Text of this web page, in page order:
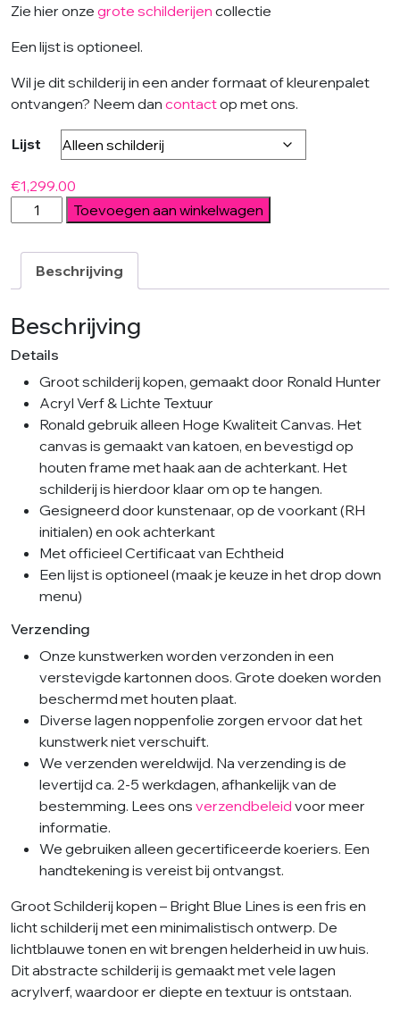
Zie hier onze grote schilderijen collectie
Een lijst is optioneel.
Wil je dit schilderij in een ander formaat of kleurenpalet
ontvangen? Neem dan contactop met ons.
Lijst
€1,299.00
Bright
Blue
Lines
-
Ronald
Hunter
aantal
Toevoegen aan winkelwagen
Beschrijving
Beschrijving
Details
Groot schilderij kopen, gemaakt door Ronald Hunter
Acryl Verf & Lichte Textuur
Ronald gebruik alleen Hoge Kwaliteit Canvas. Het
canvas is gemaakt van katoen, en bevestigd op
houten frame met haak aan de achterkant. Het
schilderij is hierdoor klaar om op te hangen.
Gesigneerd door kunstenaar, op de voorkant (RH
initialen) en ook achterkant
Met officieel Certificaat van Echtheid
Een lijst is optioneel (maak je keuze in het drop down
menu)
Verzending
Onze kunstwerken worden verzonden in een
verstevigde kartonnen doos. Grote doeken worden
beschermd met houten plaat.
Diverse lagen noppenfolie zorgen ervoor dat het
kunstwerk niet verschuift.
We verzenden wereldwijd. Na verzending is de
levertijd ca. 2-5 werkdagen, afhankelijk van de
bestemming. Lees ons verzendbeleid voor meer
informatie.
We gebruiken alleen gecertificeerde koeriers. Een
handtekening is vereist bij ontvangst.
Groot Schilderij kopen – Bright Blue Lines is een fris en
licht schilderij met een minimalistisch ontwerp. De
lichtblauwe tonen en wit brengen helderheid in uw huis.
Dit abstracte schilderij is gemaakt met vele lagen
acrylverf, waardoor er diepte en textuur is ontstaan.